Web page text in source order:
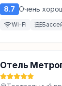
8.7 Очень
Wi-Fi
Отель